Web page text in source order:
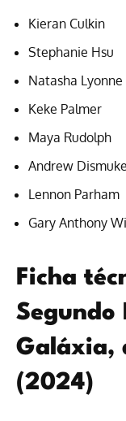
Kieran Culkin
Stephanie Hsu
Natasha Lyonne
Keke Palmer
Maya Rudolph
Andrew
Lennon Parham
Gary Anthony
Ficha
Segundo
Galáxia,
(2024)